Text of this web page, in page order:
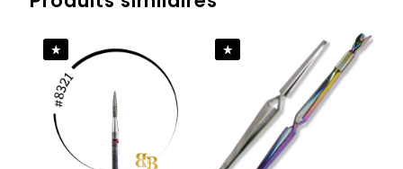
Soyez le premier à laisser votre avis
Vous devez êtreconnecté pour publier un avis.